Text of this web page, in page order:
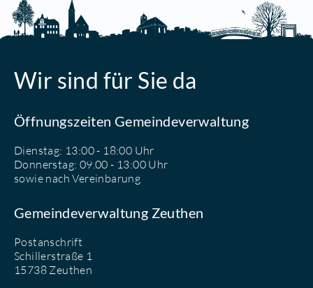
Wir sind für Sie da
Öffnungszeiten Gemeindeverwaltung
Dienstag: 13:00 - 18:00 Uhr
Donnerstag: 09.00 - 13:00 Uhr
sowie nach Vereinbarung
Gemeindeverwaltung Zeuthen
Postanschrift
Schillerstraße 1
15738 Zeuthen